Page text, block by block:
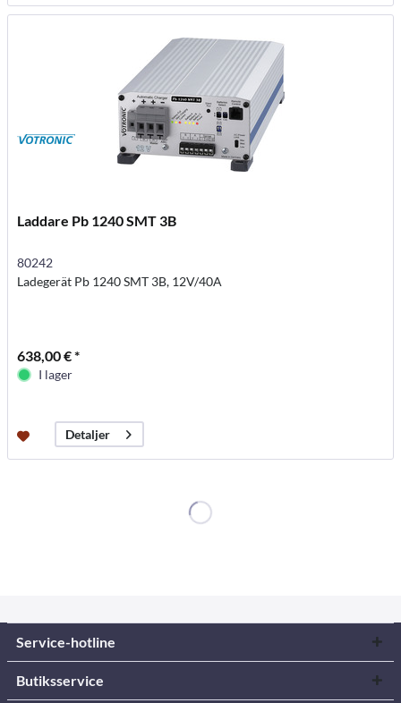
Laddare Pb 1240 SMT 3B
80242
Ladegerät Pb 1240 SMT 3B, 12V/40A
638,00 € *
I lager
Detaljer
Service-hotline
Butiksservice